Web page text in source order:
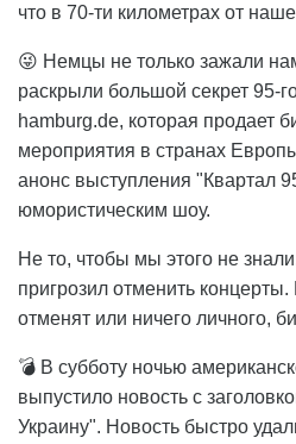
что в 70-ти километрах от
😜 Немцы не только зажали
раскрыли большой секрет 95-
hamburg.de, которая продает
мероприятия в странах
анонс выступления "Квартал
юмористическим шоу.
Не то, чтобы мы этого не
пригрозил отменить концерты.
отменят или ничего личного,
💣 В субботу ночью
выпустило новость с
Украину". Новость быстро